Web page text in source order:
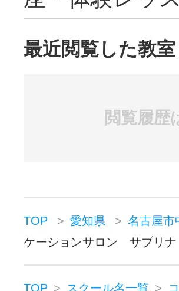
最近閲覧した教
閲覧履歴
TOP 愛知県 名古屋市
ケーションサロン サブリナ
TOP スクール名一覧